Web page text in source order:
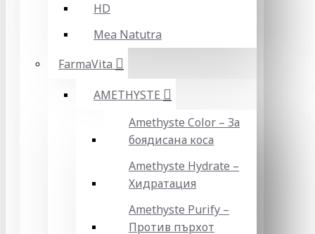
HD
Mea Natutra
FarmaVita
AMETHYSTE
Amethyste Color – За
боядисана коса
Amethyste Hydrate –
Хидратация
Amethyste Purify –
Против пърхот